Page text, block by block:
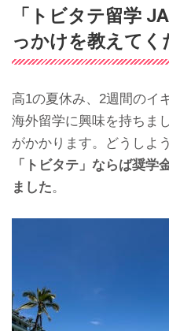
「トビタテ留学
っかけを教えてく
高1の夏休み、2週間のイ
海外留学に興味を持ちま
がかかります。どうしよ
「トビタテ」ならば奨学
ました。